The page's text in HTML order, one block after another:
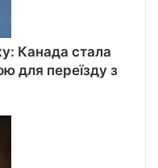
Канада стала
для переїзду з